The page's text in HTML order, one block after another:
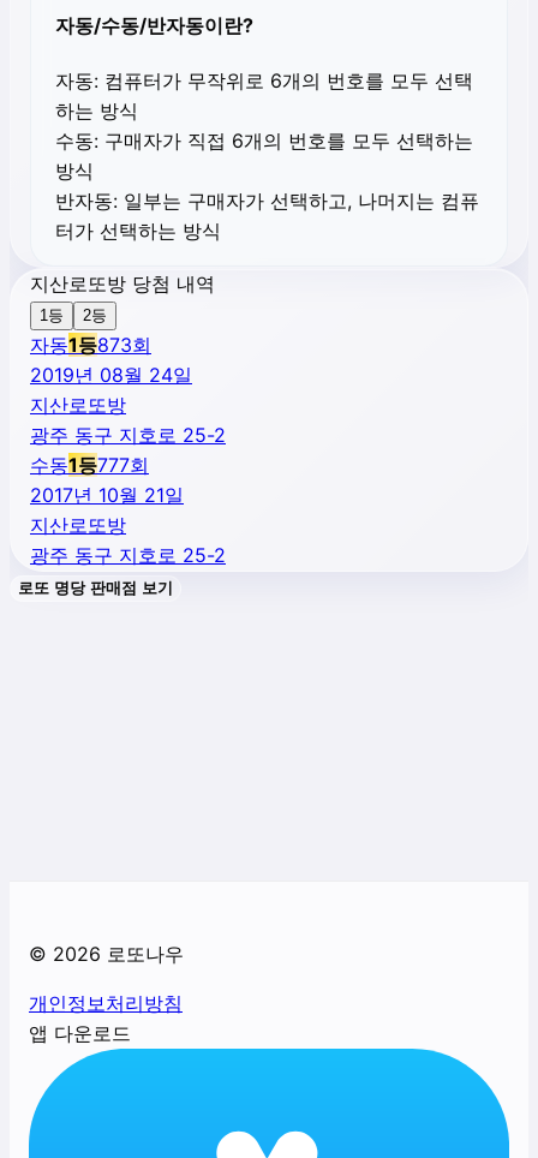
자동/수동/반자동이란?
자동: 컴퓨터가 무작위로 6개의 번호를 모두 선택
하는 방식
수동: 구매자가 직접 6개의 번호를 모두 선택하는
방식
반자동: 일부는 구매자가 선택하고, 나머지는 컴퓨
터가 선택하는 방식
지산로또방 당첨 내역
1등 2등
자동1등873회
2019년 08월 24일
지산로또방
광주 동구 지호로 25-2
수동1등777회
2017년 10월 21일
지산로또방
광주 동구 지호로 25-2
로또 명당 판매점 보기
© 2026 로또나우
개인정보처리방침
앱 다운로드